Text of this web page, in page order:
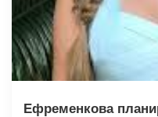
Ефременкова